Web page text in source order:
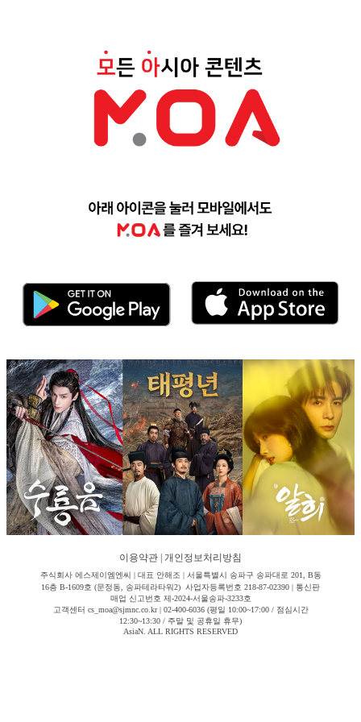
이용약관 개인정보처리방침
주식회사 에스제이엠엔씨 | 대표 안해조 | 서울특별시 송파구 송파대로 201, B동
16층 B-1609호 (문정동, 송파테라타워2) 사업자등록번호 218-87-02390 | 통신판
매업 신고번호 제-2024-서울송파-3233호
고객센터 cs_moa@sjmnc.co.kr | 02-400-6036 (평일 10:00~17:00 / 점심시간
12:30~13:30 / 주말 및 공휴일 휴무)
AsiaN. ALL RIGHTS RESERVED